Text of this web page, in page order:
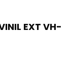
EXT VH-